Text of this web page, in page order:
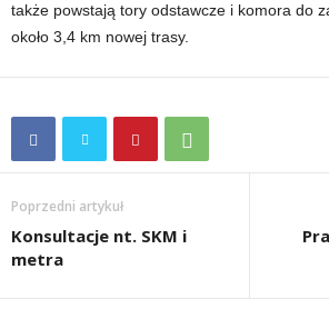
także powstają tory odstawcze i komora do
około 3,4 km nowej trasy.
Poprzedni artykuł
Konsultacje nt. SKM i
metra